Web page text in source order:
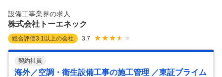
世代の組織体制構築に向け新しいメンバーを募集する運びとなりました
…
設備工事業界の求人
株式会社トーエネック
総合評価3.1 以上の会社 3.7
契約社員
海外／空調・衛生設備工事の施工管理 ／東証プライム